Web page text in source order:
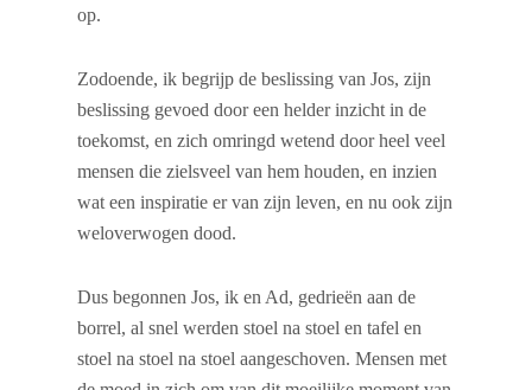
op.
Zodoende, ik begrijp de beslissing van Jos, zijn
beslissing gevoed door een helder inzicht in de
toekomst, en zich omringd wetend door heel veel
mensen die zielsveel van hem houden, en inzien
wat een inspiratie er van zijn leven, en nu ook zijn
weloverwogen dood.
Dus begonnen Jos, ik en Ad, gedrieën aan de
borrel, al snel werden stoel na stoel en tafel en
stoel na stoel na stoel aangeschoven. Mensen met